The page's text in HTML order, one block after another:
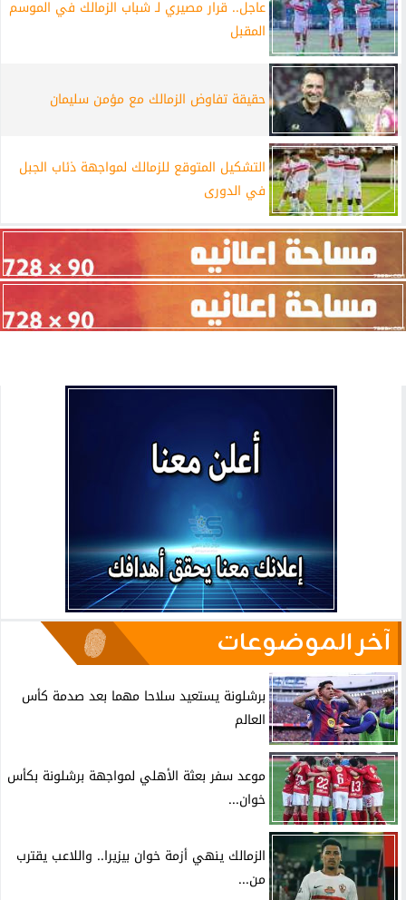
عاجل.. قرار مصيري لـ شباب الزمالك في الموسم
المقبل
حقيقة تفاوض الزمالك مع مؤمن سليمان
التشكيل المتوقع للزمالك لمواجهة ذئاب الجبل
في الدورى
آخر الموضوعات
برشلونة يستعيد سلاحا مهما بعد صدمة كأس
العالم
موعد سفر بعثة الأهلي لمواجهة برشلونة بكأس
خوان...
الزمالك ينهي أزمة خوان بيزيرا.. واللاعب يقترب
من...